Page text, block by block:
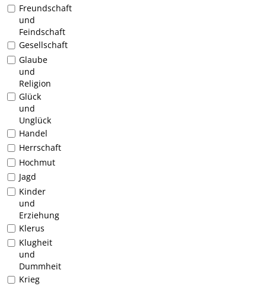
Freundschaft
und
Feindschaft
Gesellschaft
Glaube
und
Religion
Glück
und
Unglück
Handel
Herrschaft
Hochmut
Jagd
Kinder
und
Erziehung
Klerus
Klugheit
und
Dummheit
Krieg